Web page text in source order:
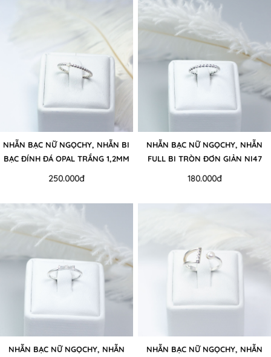
NHẪN BẠC NỮ NGỌCHY, NHẪN BI
BẠC ĐÍNH ĐÁ OPAL TRẮNG 1,2MM
250.000đ
NHẪN BẠC NỮ NGỌCHY, NHẪN
FULL BI TRÒN ĐƠN GIẢN NI47
180.000đ
NHẪN BẠC NỮ NGỌCHY, NHẪN
NHẪN BẠC NỮ NGỌCHY, NHẪN